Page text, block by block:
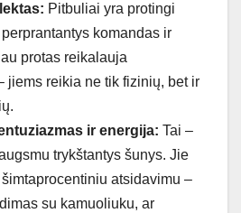
Pitbuliai yra protingi
komandas ir
protas reikalauja
jiems reikia ne tik fizinių, bet ir
ir energija: Tai –
trykštantys šunys. Jie
atsidavimu –
su kamuoliuku, ar